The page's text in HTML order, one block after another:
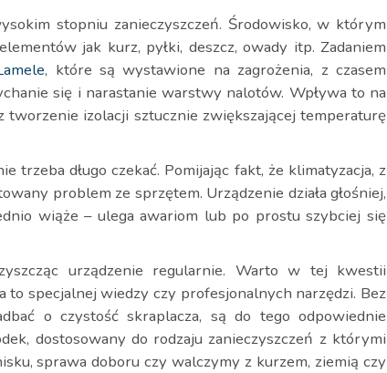
stopniu zanieczyszczeń. Środowisko, w którym
jak kurz, pyłki, deszcz, owady itp. Zadaniem
, które są wystawione na zagrożenia, z czasem
się i narastanie warstwy nalotów. Wpływa to na
izolacji sztucznie zwiększającej temperaturę
trzeba długo czekać. Pomijając fakt, że klimatyzacja, z
problem ze sprzętem. Urządzenie działa głośniej,
wiąże – ulega awariom lub po prostu szybciej się
urządzenie regularnie. Warto w tej kwestii
to specjalnej wiedzy czy profesjonalnych narzędzi. Bez
o czystość skraplacza, są do tego odpowiednie
dostosowany do rodzaju zanieczyszczeń z którymi
sprawa doboru czy walczymy z kurzem, ziemią czy